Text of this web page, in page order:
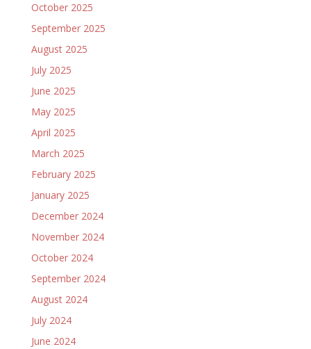
October 2025
September 2025
August 2025
July 2025
June 2025
May 2025
April 2025
March 2025
February 2025
January 2025
December 2024
November 2024
October 2024
September 2024
August 2024
July 2024
June 2024